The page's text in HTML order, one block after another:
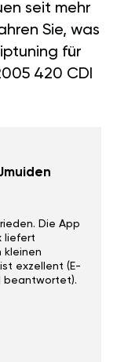
seit mehr
Sie, was
für
420 CDI
Die App
liefert
kleinen
exzellent (E-
beantwortet).